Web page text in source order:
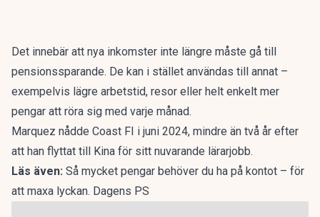
Det innebär att nya inkomster inte längre måste gå till
pensionssparande. De kan i stället användas till annat –
exempelvis lägre arbetstid, resor eller helt enkelt mer
pengar att röra sig med varje månad.
Marquez nådde Coast FI i juni 2024, mindre än två år efter
att han flyttat till Kina för sitt nuvarande lärarjobb.
Läs även: Så mycket pengar behöver du ha på kontot – för
att maxa lyckan. Dagens PS